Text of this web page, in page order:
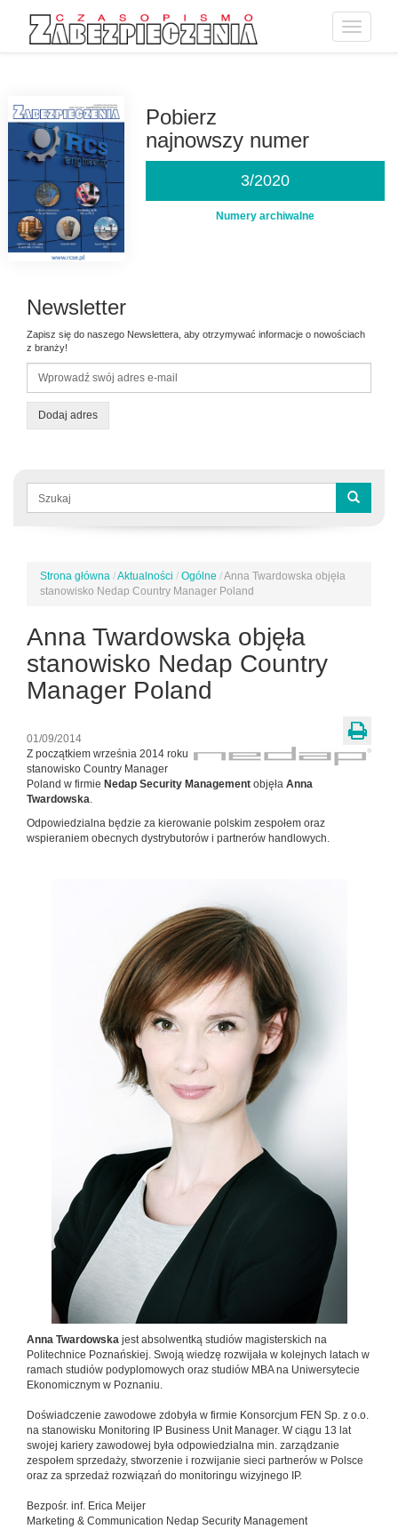
Toggle
Pobierz
najnowszy numer
3/2020
Numery archiwalne
Newsletter
Zapisz się do naszego Newslettera, aby otrzymywać informacje o nowościach
z branży!
Dodaj adres
Formularz
wyszukiwania
Jesteś
tutaj
Strona główna /Aktualności / Ogólne /Anna Twardowska objęła
stanowisko Nedap Country Manager Poland
Anna Twardowska objęła
stanowisko Nedap Country
Manager Poland
01/09/2014
Z początkiem września 2014 roku
stanowisko Country Manager
Poland w firmie Nedap Security Management objęła Anna
Twardowska.
Odpowiedzialna będzie za kierowanie polskim zespołem oraz
wspieraniem obecnych dystrybutorów i partnerów handlowych.
Anna Twardowska jest absolwentką studiów magisterskich na
Politechnice Poznańskiej. Swoją wiedzę rozwijała w kolejnych latach w
ramach studiów podyplomowych oraz studiów MBA na Uniwersytecie
Ekonomicznym w Poznaniu.
Doświadczenie zawodowe zdobyła w firmie Konsorcjum FEN Sp. z o.o.
na stanowisku Monitoring IP Business Unit Manager. W ciągu 13 lat
swojej kariery zawodowej była odpowiedzialna min. zarządzanie
zespołem sprzedaży, stworzenie i rozwijanie sieci partnerów w Polsce
oraz za sprzedaż rozwiązań do monitoringu wizyjnego IP.
Bezpośr. inf. Erica Meijer
Marketing & Communication Nedap Security Management